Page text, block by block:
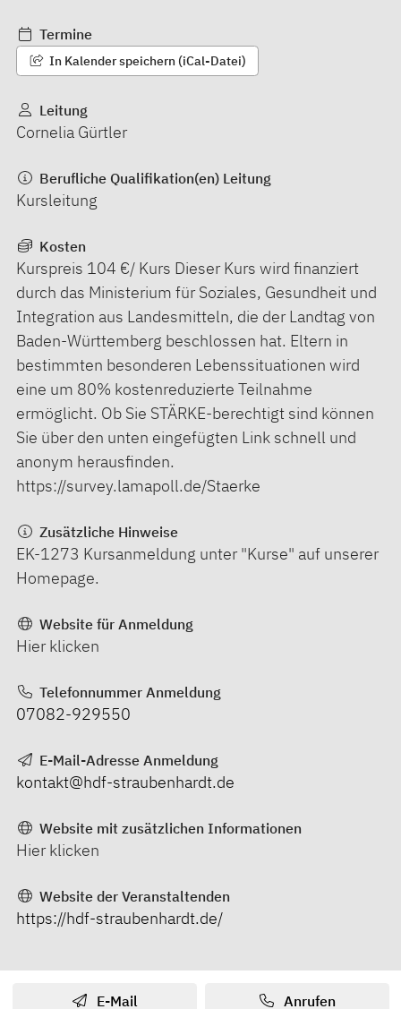
Termine
In Kalender speichern (iCal-Datei)
Leitung
Cornelia Gürtler
Berufliche Qualifikation(en) Leitung
Kursleitung
Kosten
Kurspreis 104 €/ Kurs Dieser Kurs wird finanziert
durch das Ministerium für Soziales, Gesundheit und
Integration aus Landesmitteln, die der Landtag von
Baden-Württemberg beschlossen hat. Eltern in
bestimmten besonderen Lebenssituationen wird
eine um 80% kostenreduzierte Teilnahme
ermöglicht. Ob Sie STÄRKE-berechtigt sind können
Sie über den unten eingefügten Link schnell und
anonym herausfinden.
https://survey.lamapoll.de/Staerke
Zusätzliche Hinweise
EK-1273 Kursanmeldung unter "Kurse" auf unserer
Homepage.
Website für Anmeldung
Hier klicken
Telefonnummer Anmeldung
07082-929550
E-Mail-Adresse Anmeldung
kontakt@hdf-straubenhardt.de
Website mit zusätzlichen Informationen
Hier klicken
Website der Veranstaltenden
https://hdf-straubenhardt.de/
E-Mail Anrufen